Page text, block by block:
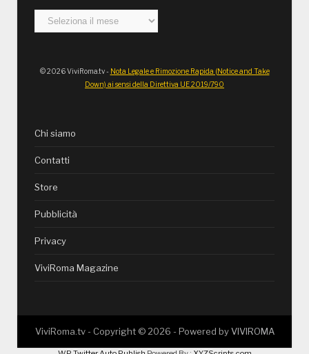
Archivi
© 2026 ViviRoma.tv - Nota Legale e Rimozione Rapida (Notice and Take
Down) ai sensi della Direttiva UE 2019/790
Chi siamo
Contatti
Store
Pubblicità
Privacy
ViviRoma Magazine
ViviRoma.tv - Copyright ©2026 - Powered byVIVIROMA